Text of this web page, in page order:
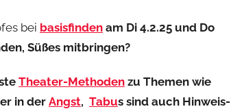
bei basisfinden am Di 4.2.25 und Do
Süßes mitbringen?
Theater-Methoden zu Themen wie
in derAngst, Tabus sind auch Hinweis-